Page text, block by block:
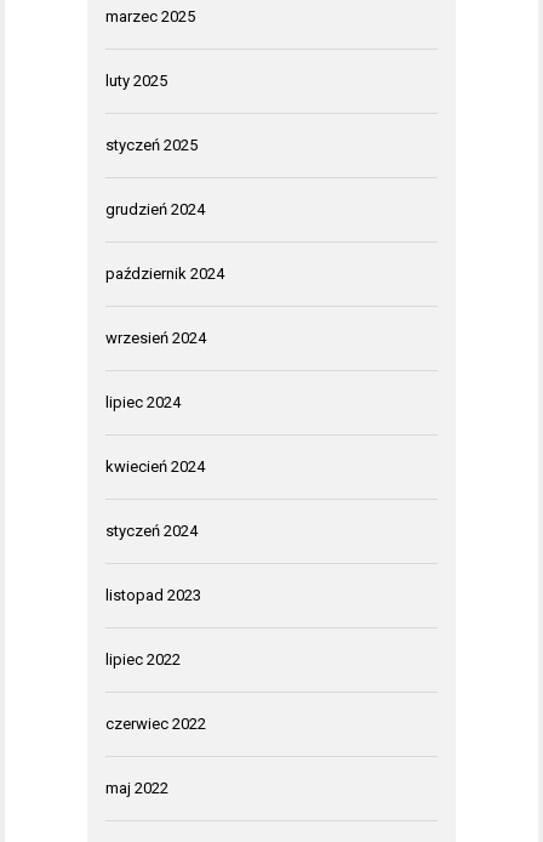
marzec 2025
luty 2025
styczeń 2025
grudzień 2024
październik 2024
wrzesień 2024
lipiec 2024
kwiecień 2024
styczeń 2024
listopad 2023
lipiec 2022
czerwiec 2022
maj 2022